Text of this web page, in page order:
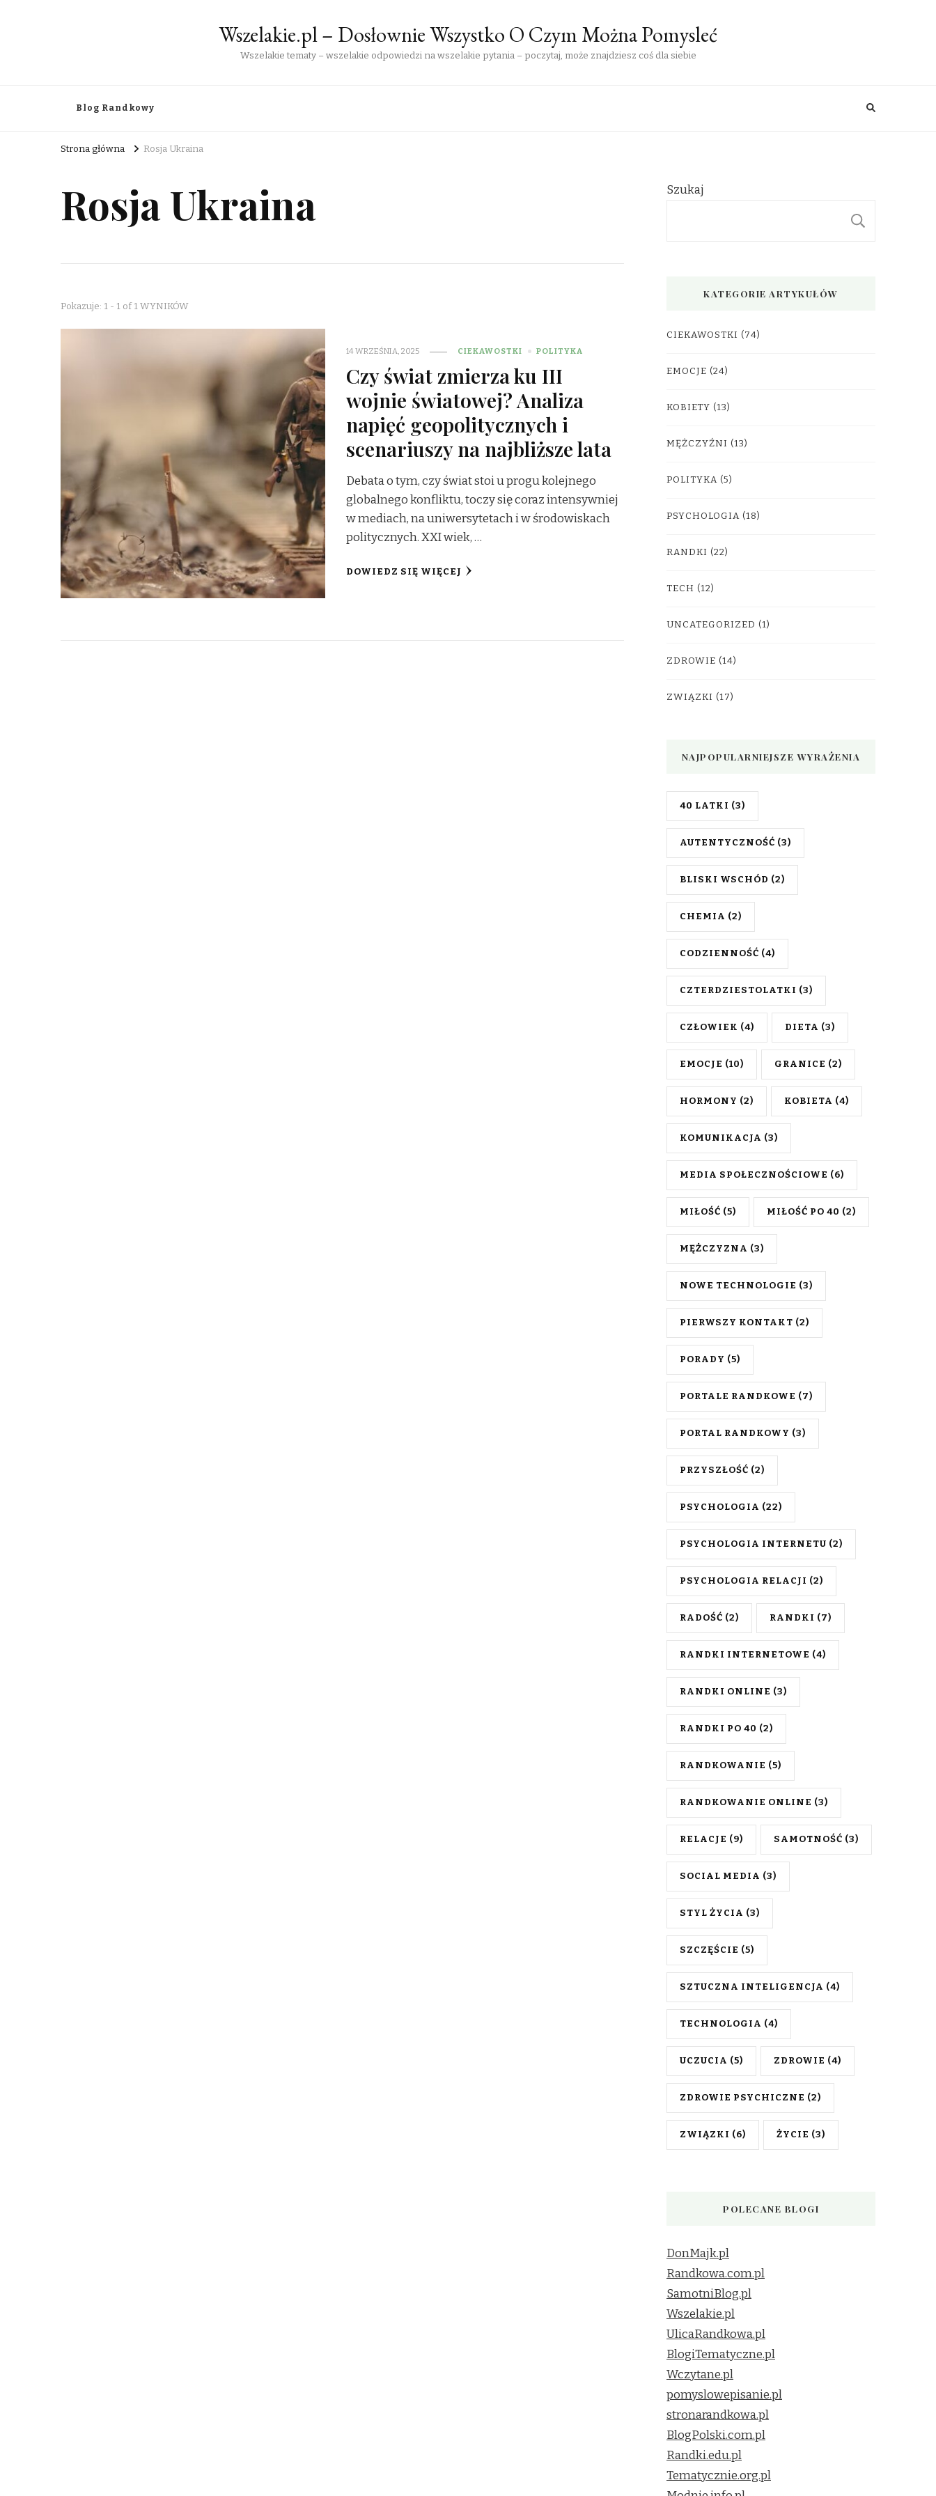
Wszelakie.pl – Dosłownie Wszystko O Czym Można Pomysleć
Wszelakie tematy – wszelakie odpowiedzi na wszelakie pytania – poczytaj, może znajdziesz coś dla siebie
Blog Randkowy
Strona główna Rosja Ukraina
Rosja Ukraina
Pokazuje: 1 - 1 of 1 WYNIKÓW
14 WRZEŚNIA, 2025 CIEKAWOSTKI POLITYKA
Czy świat zmierza ku III
wojnie światowej? Analiza
napięć geopolitycznych i
scenariuszy na najbliższe lata
Debata o tym, czy świat stoi u progu kolejnego
globalnego konfliktu, toczy się coraz intensywniej
w mediach, na uniwersytetach i w środowiskach
politycznych. XXI wiek, …
DOWIEDZ SIĘ WIĘCEJ
Szukaj
KATEGORIE ARTYKUŁÓW
CIEKAWOSTKI (74)
EMOCJE (24)
KOBIETY (13)
MĘŻCZYŹNI (13)
POLITYKA (5)
PSYCHOLOGIA (18)
RANDKI (22)
TECH (12)
UNCATEGORIZED (1)
ZDROWIE (14)
ZWIĄZKI (17)
NAJPOPULARNIEJSZE WYRAŻENIA
40 LATKI (3)
AUTENTYCZNOŚĆ (3)
BLISKI WSCHÓD (2)
CHEMIA (2)
CODZIENNOŚĆ (4)
CZTERDZIESTOLATKI (3)
CZŁOWIEK (4) DIETA (3)
EMOCJE (10) GRANICE (2)
HORMONY (2) KOBIETA (4)
KOMUNIKACJA (3)
MEDIA SPOŁECZNOŚCIOWE (6)
MIŁOŚĆ (5) MIŁOŚĆ PO 40 (2)
MĘŻCZYZNA (3)
NOWE TECHNOLOGIE (3)
PIERWSZY KONTAKT (2)
PORADY (5)
PORTALE RANDKOWE (7)
PORTAL RANDKOWY (3)
PRZYSZŁOŚĆ (2)
PSYCHOLOGIA (22)
PSYCHOLOGIA INTERNETU (2)
PSYCHOLOGIA RELACJI (2)
RADOŚĆ (2) RANDKI (7)
RANDKI INTERNETOWE (4)
RANDKI ONLINE (3)
RANDKI PO 40 (2)
RANDKOWANIE (5)
RANDKOWANIE ONLINE (3)
RELACJE (9) SAMOTNOŚĆ (3)
SOCIAL MEDIA (3)
STYL ŻYCIA (3)
SZCZĘŚCIE (5)
SZTUCZNA INTELIGENCJA (4)
TECHNOLOGIA (4)
UCZUCIA (5) ZDROWIE (4)
ZDROWIE PSYCHICZNE (2)
ZWIĄZKI (6) ŻYCIE (3)
POLECANE BLOGI
DonMajk.pl
Randkowa.com.pl
SamotniBlog.pl
Wszelakie.pl
UlicaRandkowa.pl
BlogiTematyczne.pl
Wczytane.pl
pomyslowepisanie.pl
stronarandkowa.pl
BlogPolski.com.pl
Randki.edu.pl
Tematycznie.org.pl